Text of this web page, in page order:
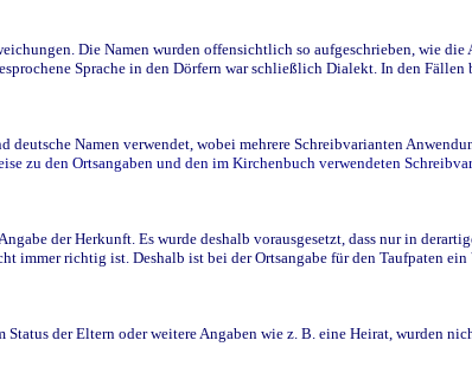
Die Namen wurden offensichtlich so aufgeschrieben, wie
Sprache in den Dörfern war schließlich Dialekt. In den
Namen verwendet, wobei mehrere Schreibvarianten
zu den Ortsangaben und den im Kirchenbuch verwendeten
der Herkunft. Es wurde deshalb vorausgesetzt, dass nur in
immer richtig ist. Deshalb ist bei der Ortsangabe für den Taufpaten
der Eltern oder weitere Angaben wie z. B. eine Heirat, wurden